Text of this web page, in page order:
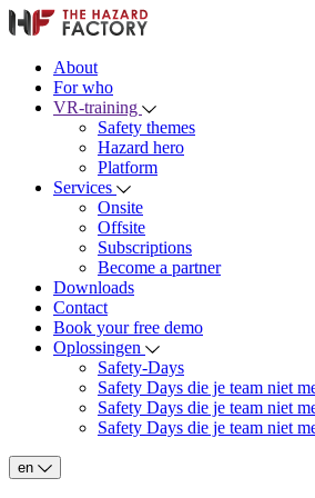
About
For who
VR-training
Safety themes
Hazard hero
Platform
Services
Onsite
Offsite
Subscriptions
Become a partner
Downloads
Contact
Book your free demo
Oplossingen
Safety-Days
Safety Days die je team niet
Safety Days die je team niet
Safety Days die je team niet
en